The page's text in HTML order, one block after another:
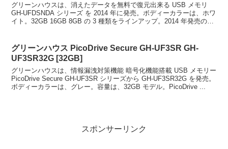
グリーンハウスは、消えたデータを無料で復元出来る USB メモリ
GH-UFDSNDA シリーズ を 2014 年に発売。ボディーカラーは、ホワ
イト。32GB 16GB 8GB の 3 種類をラインアップ。2014 年発売の
グリーンハウス PicoDrive Secure GH-UF3SR GH-
UF3SR32G [32GB]
グリーンハウスは、情報漏洩対策機能 暗号化機能搭載 USB メモリー
PicoDrive Secure GH-UF3SR シリーズから GH-UF3SR32G を発売。
ボディーカラーは、グレー。容量は、32GB モデル。PicoDrive ...
スポンサーリンク